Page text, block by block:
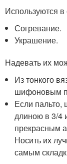
Используются
Согревание.
Украшение.
Надевать их
Из тонкого
шифоновым
Если пальто,
длиною в 3/4
прекрасным
Носить их
самым